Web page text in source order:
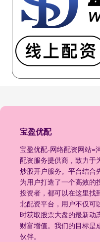
宝盈优配
宝盈优配-网络配资网站=
配资服务提供商，致力于
炒股开户服务。平台结合
为用户打造了一个高效的
投资者，都可以在这里找
北配资平台，用户不仅可
时获取股票大盘的最新动
财富增值。我们的目标是
伙伴。